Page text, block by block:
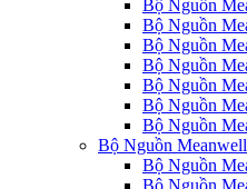
Bộ Nguồn
Bộ Nguồn
Bộ Nguồn
Bộ Nguồn
Bộ Nguồn
Bộ Nguồn
Bộ Nguồn
Bộ Nguồn
Bộ Nguồn
Bộ Nguồn